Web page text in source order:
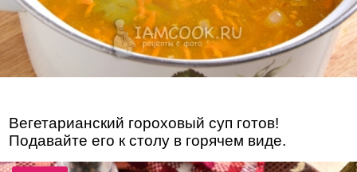
Вегетарианский гороховый суп готов!
Подавайте его к столу в горячем виде.